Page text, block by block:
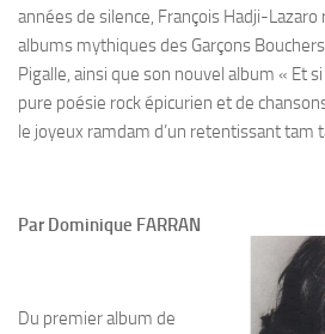
années de silence, François Hadji-
albums mythiques des Garçons
Pigalle, ainsi que son nouvel album « Et
pure poésie rock épicurien et de
le joyeux ramdam d’un retentissant tam
ParDominique FARRAN
Du premier album de